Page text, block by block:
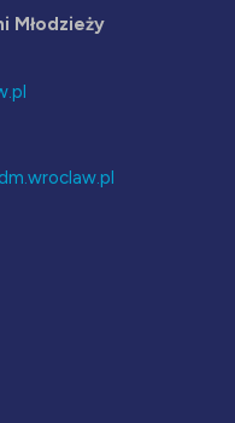
Młodzieży